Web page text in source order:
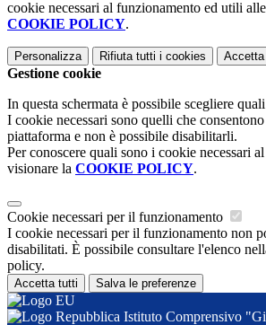
cookie necessari al funzionamento ed utili
COOKIE POLICY.
Personalizza Rifiuta tutti i cookies
Gestione cookie
In questa schermata è possibile scegliere
I cookie necessari sono quelli che
piattaforma e non è possibile disabilitarli.
Per conoscere quali sono i cookie necessari
visionare la COOKIE POLICY.
Cookie necessari per il funzionamento
I cookie necessari per il funzionamento non
disabilitati. È possibile consultare l'elenco
policy.
Accetta tutti Salva le preferenze
Istituto Comprensivo